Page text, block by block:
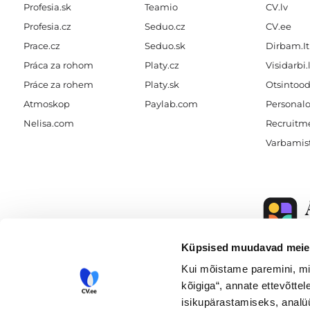
Küpsised muudavad
Kui mõistame paremini,
kõigiga“, annate
isikupärastamiseks,
Profesia.sk
Profesia.cz
Prace.cz
Práca za rohom
Práce za rohem
Atmoskop
Nelisa.com
Teamio
Seduo.cz
Seduo.sk
Platy.cz
Platy.sk
Paylab.com
CV.lv
CV.ee
Dirbam.It
A better world